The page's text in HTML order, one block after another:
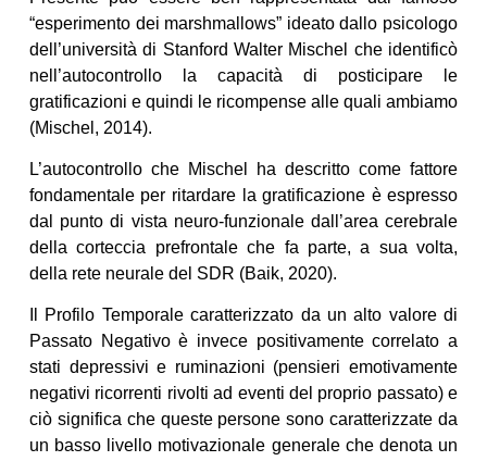
“esperimento dei marshmallows” ideato dallo psicologo
dell’università di Stanford Walter Mischel che identificò
nell’autocontrollo la capacità di posticipare le
gratificazioni e quindi le ricompense alle quali ambiamo
(Mischel, 2014).
L’autocontrollo che Mischel ha descritto come fattore
fondamentale per ritardare la gratificazione è espresso
dal punto di vista neuro-funzionale dall’area cerebrale
della corteccia prefrontale che fa parte, a sua volta,
della rete neurale del SDR (Baik, 2020).
Il Profilo Temporale caratterizzato da un alto valore di
Passato Negativo è invece positivamente correlato a
stati depressivi e ruminazioni (pensieri emotivamente
negativi ricorrenti rivolti ad eventi del proprio passato) e
ciò significa che queste persone sono caratterizzate da
un basso livello motivazionale generale che denota un